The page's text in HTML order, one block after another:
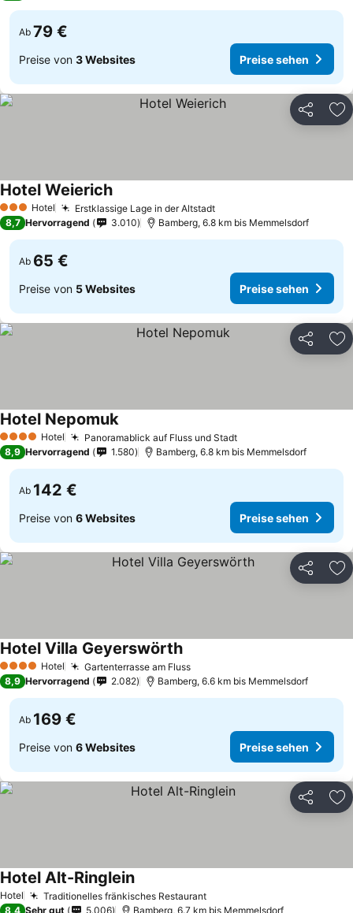
Ab 79 €
Preise von 3 Websites Preise sehen
Teilen
3 SterneHotel Erstklassige Lage in der Altstadt
Hotel Weierich
8,7 Hervorragend 3.010 Bamberg, 6.8 km bis Memmelsdorf
Ab 65 €
Preise von 5 Websites Preise sehen
Teilen
4 Sterne Hotel Panoramablick auf Fluss und Stadt
Hotel Nepomuk
8,9 Hervorragend 1.580 Bamberg, 6.8 km bis Memmelsdorf
Ab 142 €
Preise von 6 Websites Preise sehen
Teilen
4 Sterne Hotel Gartenterrasse am Fluss
Hotel Villa Geyerswörth
8,9 Hervorragend 2.082 Bamberg, 6.6 km bis Memmelsdorf
Ab 169 €
Preise von 6 Websites Preise sehen
Teilen
Hotel Traditionelles fränkisches Restaurant
Hotel Alt-Ringlein
8,4 Sehr gut 5.006 Bamberg, 6.7 km bis Memmelsdorf